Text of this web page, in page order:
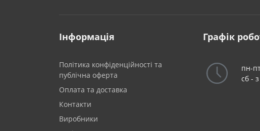
Інформація
Політика конфіденційності та
публічна оферта
Оплата та доставка
Контакти
Виробники
Графік
пн-
сб -